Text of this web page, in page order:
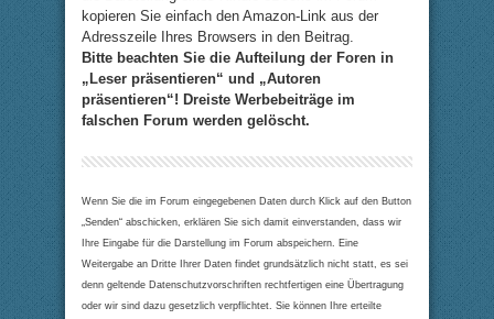
kopieren Sie einfach den Amazon-Link aus der
Adresszeile Ihres Browsers in den Beitrag.
Bitte beachten Sie die Aufteilung der Foren in
„Leser präsentieren“ und „Autoren
präsentieren“! Dreiste Werbebeiträge im
falschen Forum werden gelöscht.
Wenn Sie die im Forum eingegebenen Daten durch Klick auf den Button
„Senden“ abschicken, erklären Sie sich damit einverstanden, dass wir
Ihre Eingabe für die Darstellung im Forum abspeichern. Eine
Weitergabe an Dritte Ihrer Daten findet grundsätzlich nicht statt, es sei
denn geltende Datenschutzvorschriften rechtfertigen eine Übertragung
oder wir sind dazu gesetzlich verpflichtet. Sie können Ihre erteilte